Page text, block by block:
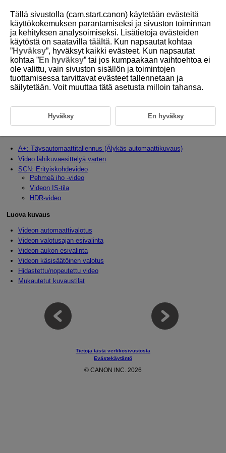
D388-028
Videon tallennustilat
Tässä luvussa kuvaillaan videoiden tallentaminen.
Kuvaustilan asettaminen
A+: Täysautomaattitallennus (Älykäs automaattikuvaus)
Video lähikuvaesittelyä varten
SCN: Erityiskohdevideo
Pehmeä iho ‑video
Videon IS-tila
HDR-video
Luova kuvaus
Videon automaattivalotus
Videon valotusajan esivalinta
Videon aukon esivalinta
Videon käsisäätöinen valotus
Hidastettu/nopeutettu video
Mukautetut kuvaustilat
Tietoja tästä verkkosivustosta
Evästekäytäntö
© CANON INC. 2026
Tällä sivustolla (cam.start.canon) käytetään evästeitä
käyttökokemuksen parantamiseksi ja sivuston toiminnan
ja kehityksen analysoimiseksi. Lisätietoja evästeiden
käytöstä on saatavilla täältä. Kun napsautat kohtaa
”Hyväksy”, hyväksyt kaikki evästeet. Kun napsautat
kohtaa ”En hyväksy” tai jos kumpaakaan vaihtoehtoa ei
ole valittu, vain sivuston sisällön ja toimintojen
tuottamisessa tarvittavat evästeet tallennetaan ja
säilytetään. Voit muuttaa tätä asetusta milloin tahansa.
Hyväksy En hyväksy